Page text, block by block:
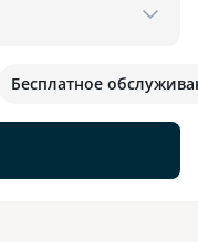
Бесплатное